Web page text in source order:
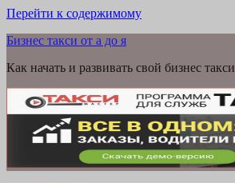
Перейти к содержимому
Бизнес такси от а до я
Как начать и развивать свой бизнес такси